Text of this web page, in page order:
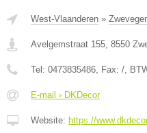
West-Vlaanderen »
Avelgemstraat 155 8550
Tel: 0473835486 , Fax: / ,
E-mail › DKDecor
Website: https://